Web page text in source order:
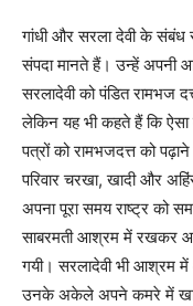
गांधी और सरला देवी के संबंध
संपदा मानते हैं। उन्हें अपनी
सरलादेवी को पंडित रामभज
लेकिन यह भी कहते हैं कि
पत्रों को रामभजदत्त को
परिवार चरखा, खादी और
अपना पूरा समय राष्ट्र को
साबरमती आश्रम में रखकर
गयी। सरलादेवी भी आश्रम
उनके अकेले अपने कमरे में खाने